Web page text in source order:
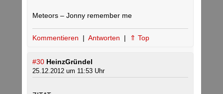
Meteors – Jonny remember me
Kommentieren | Antworten | ⇑ Top
#30 HeinzGründel
25.12.2012 um 11:53 Uhr